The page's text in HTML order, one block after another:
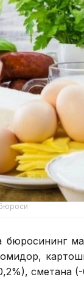
бюросининг
сметана